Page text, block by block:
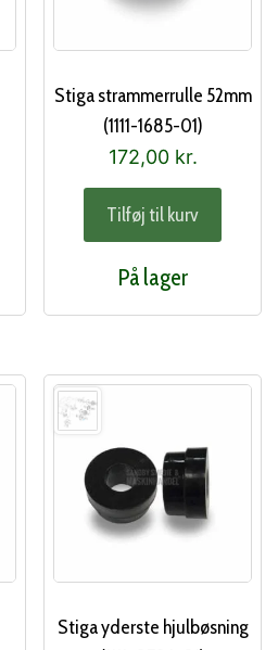
Stiga strammerrulle 52mm
(1111-1685-01)
172,00 kr.
Tilføj til kurv
På lager
Stiga yderste hjulbøsning